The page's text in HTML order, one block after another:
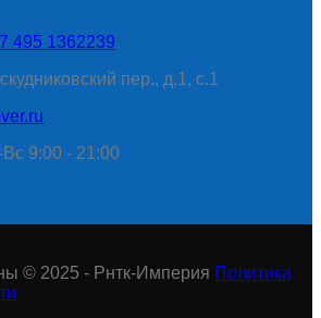
495 1362239
пер., д.1, с.1
9:00 - 21:00
© 2025 - Рнтк-Империя Политика